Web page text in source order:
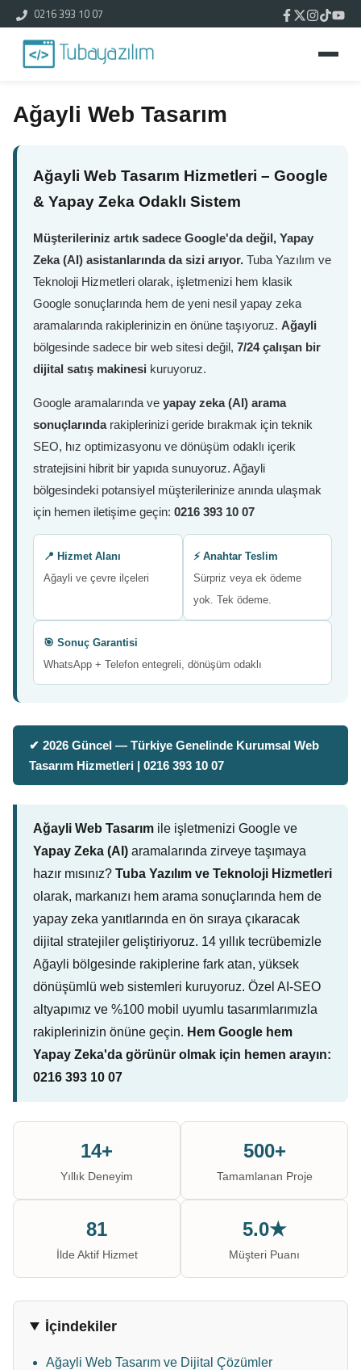
0216 393 10 07
Ağayli Web Tasarım
Ağayli Web Tasarım Hizmetleri – Google
& Yapay Zeka Odaklı Sistem
Müşterileriniz artık sadece Google'da değil, Yapay
Zeka (AI) asistanlarında da sizi arıyor. Tuba Yazılım ve
Teknoloji Hizmetleri olarak, işletmenizi hem klasik
Google sonuçlarında hem de yeni nesil yapay zeka
aramalarında rakiplerinizin en önüne taşıyoruz. Ağayli
bölgesinde sadece bir web sitesi değil, 7/24 çalışan bir
dijital satış makinesi kuruyoruz.
Google aramalarında ve yapay zeka (AI) arama
sonuçlarındarakiplerinizi geride bırakmak için teknik
SEO, hız optimizasyonu ve dönüşüm odaklı içerik
stratejisini hibrit bir yapıda sunuyoruz. Ağayli
bölgesindeki potansiyel müşterilerinize anında ulaşmak
için hemen iletişime geçin: 0216 393 10 07
📍 Hizmet Alanı
Ağayli ve çevre ilçeleri
⚡ Anahtar Teslim
Sürpriz veya ek ödeme
yok. Tek ödeme.
🎯 Sonuç Garantisi
WhatsApp + Telefon entegreli, dönüşüm odaklı
✔ 2026 Güncel — Türkiye Genelinde Kurumsal Web
Tasarım Hizmetleri | 0216 393 10 07
Ağayli Web Tasarım ile işletmenizi Google ve
Yapay Zeka (AI) aramalarında zirveye taşımaya
hazır mısınız? Tuba Yazılım ve Teknoloji Hizmetleri
olarak, markanızı hem arama sonuçlarında hem de
yapay zeka yanıtlarında en ön sıraya çıkaracak
dijital stratejiler geliştiriyoruz. 14 yıllık tecrübemizle
Ağayli bölgesinde rakiplerine fark atan, yüksek
dönüşümlü web sistemleri kuruyoruz. Özel AI-SEO
altyapımız ve %100 mobil uyumlu tasarımlarımızla
rakiplerinizin önüne geçin. Hem Google hem
Yapay Zeka'da görünür olmak için hemen arayın:
0216 393 10 07
14+
Yıllık Deneyim
500+
Tamamlanan Proje
81
İlde Aktif Hizmet
5.0★
Müşteri Puanı
İçindekiler
Ağayli Web Tasarım ve Dijital Çözümler